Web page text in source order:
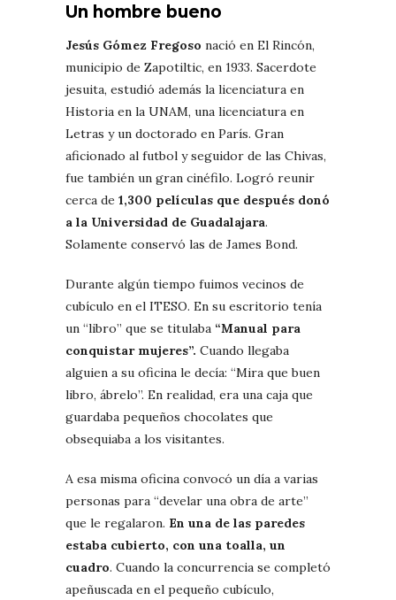
Un hombre bueno
Jesús Gómez Fregoso nació en El Rincón,
municipio de Zapotiltic, en 1933. Sacerdote
jesuita, estudió además la licenciatura en
Historia en la UNAM, una licenciatura en
Letras y un doctorado en París. Gran
aficionado al futbol y seguidor de las Chivas,
fue también un gran cinéfilo. Logró reunir
cerca de 1,300 películas que después donó
a la Universidad de Guadalajara.
Solamente conservó las de James Bond.
Durante algún tiempo fuimos vecinos de
cubículo en el ITESO. En su escritorio tenía
un “libro” que se titulaba “Manual para
conquistar mujeres”. Cuando llegaba
alguien a su oficina le decía: “Mira que buen
libro, ábrelo”. En realidad, era una caja que
guardaba pequeños chocolates que
obsequiaba a los visitantes.
A esa misma oficina convocó un día a varias
personas para “develar una obra de arte”
que le regalaron. En una de las paredes
estaba cubierto, con una toalla, un
cuadro. Cuando la concurrencia se completó
apeñuscada en el pequeño cubículo,